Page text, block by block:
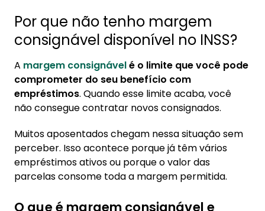
2.3. Vale a pena contratar empréstimo
pessoal se não tenho margem no
3. Como liberar margem consignável para
voltar a ter crédito consignado
3.1. Portabilidade de consignado com troco:
3.2. Esperar reajuste do salário mínimo:
como o aumento libera margem
automaticamente
altos que o consignado INSS
Por que não tenho margem
consignável disponível no INSS?
A margem consignávelé o limite que você pode
comprometer do seu benefício com
empréstimos. Quando esse limite acaba, você
não consegue contratar novos consignados.
Muitos aposentados chegam nessa situação sem
perceber. Isso acontece porque já têm vários
empréstimos ativos ou porque o valor das
parcelas consome toda a margem permitida.
O que é margem consignável e